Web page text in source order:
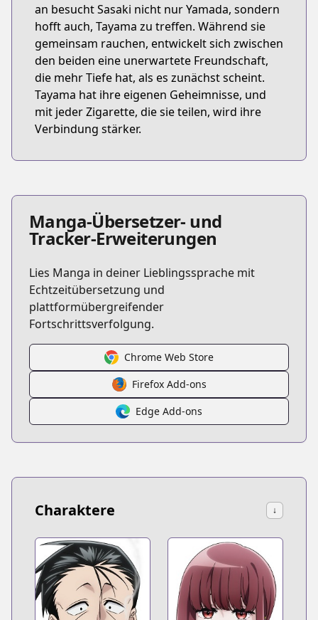
an besucht Sasaki nicht nur Yamada, sondern
hofft auch, Tayama zu treffen. Während sie
gemeinsam rauchen, entwickelt sich zwischen
den beiden eine unerwartete Freundschaft,
die mehr Tiefe hat, als es zunächst scheint.
Tayama hat ihre eigenen Geheimnisse, und
mit jeder Zigarette, die sie teilen, wird ihre
Verbindung stärker.
Manga-Übersetzer- und
Tracker-Erweiterungen
Lies Manga in deiner Lieblingssprache mit
Echtzeitübersetzung und
plattformübergreifender
Fortschrittsverfolgung.
Chrome Web Store
Firefox Add-ons
Edge Add-ons
Charaktere ↓